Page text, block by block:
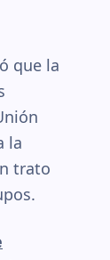
que la
la
trato